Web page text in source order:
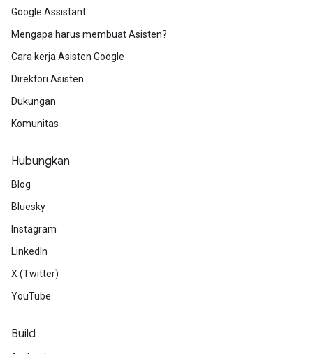
Google Assistant
Mengapa harus membuat Asisten?
Cara kerja Asisten Google
Direktori Asisten
Dukungan
Komunitas
Hubungkan
Blog
Bluesky
Instagram
LinkedIn
X (Twitter)
YouTube
Build